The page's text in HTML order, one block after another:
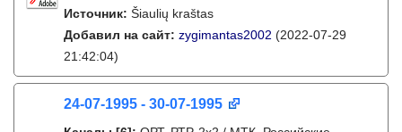
Источник: Šiaulių kraštas
Добавил на сайт: zygimantas2002 (2022-07-29
21:42:04)
24-07-1995 - 30-07-1995